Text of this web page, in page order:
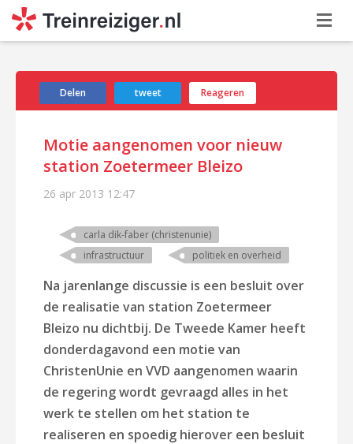
Delen tweet Reageren
Motie aangenomen voor nieuw
station Zoetermeer Bleizo
26 apr 2013 12:47
carla dik-faber (christenunie)
infrastructuur
politiek en overheid
Na jarenlange discussie is een besluit over
de realisatie van station Zoetermeer
Bleizo nu dichtbij. De Tweede Kamer heeft
donderdagavond een motie van
ChristenUnie en VVD aangenomen waarin
de regering wordt gevraagd alles in het
werk te stellen om het station te
realiseren en spoedig hierover een besluit